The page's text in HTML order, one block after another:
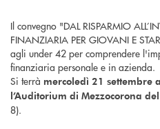
Il convegno "DAL RISPARMIO
FINANZIARIA PER GIOVANI E
agli under 42 per comprendere
finanziaria personale e in azienda.
Si terrà mercoledì 21 settembre
l’Auditorium di Mezzocorona
8).